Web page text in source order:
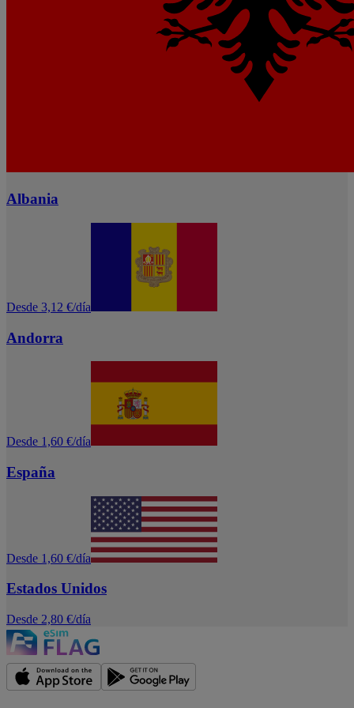
Albania
Desde 3,12 €/día
Andorra
Desde 1,60 €/día
España
Desde 1,60 €/día
Estados Unidos
Desde 2,80 €/día